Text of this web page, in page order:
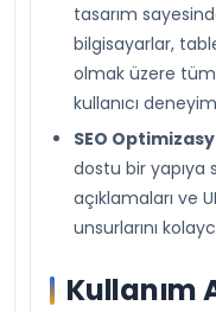
tasarım
bilgisayarlar,
olmak üzere
kullanıcı
SEO
dostu bir yapıya
açıklamaları ve
unsurlarını
Kullanım